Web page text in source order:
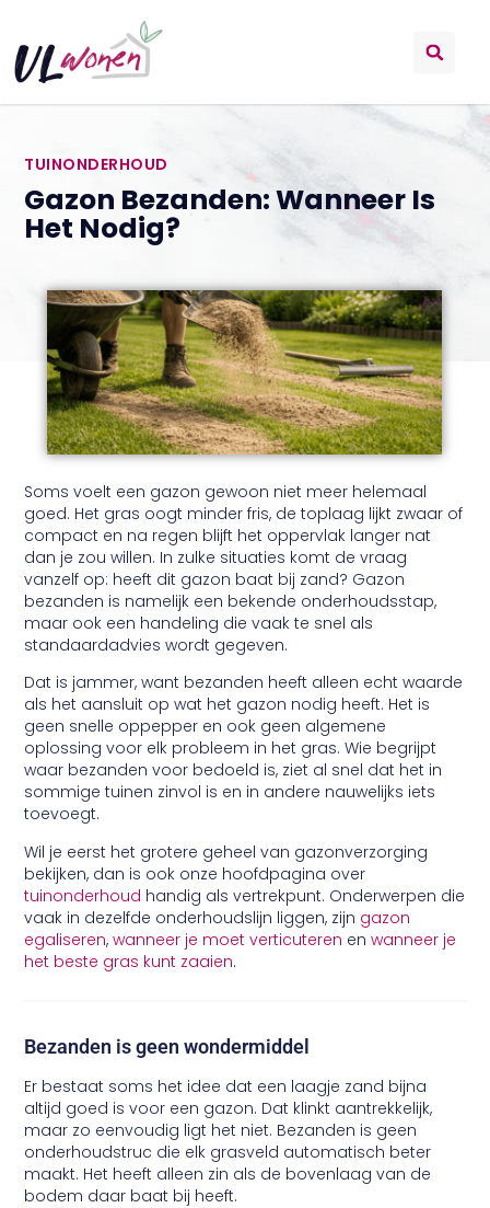
TUINONDERHOUD
Gazon Bezanden: Wanneer Is
Het Nodig?
Soms voelt een gazon gewoon niet meer helemaal
goed. Het gras oogt minder fris, de toplaag lijkt zwaar of
compact en na regen blijft het oppervlak langer nat
dan je zou willen. In zulke situaties komt de vraag
vanzelf op: heeft dit gazon baat bij zand? Gazon
bezanden is namelijk een bekende onderhoudsstap,
maar ook een handeling die vaak te snel als
standaardadvies wordt gegeven.
Dat is jammer, want bezanden heeft alleen echt waarde
als het aansluit op wat het gazon nodig heeft. Het is
geen snelle oppepper en ook geen algemene
oplossing voor elk probleem in het gras. Wie begrijpt
waar bezanden voor bedoeld is, ziet al snel dat het in
sommige tuinen zinvol is en in andere nauwelijks iets
toevoegt.
Wil je eerst het grotere geheel van gazonverzorging
bekijken, dan is ook onze hoofdpagina over
tuinonderhoud handig als vertrekpunt. Onderwerpen die
vaak in dezelfde onderhoudslijn liggen, zijn gazon
egaliseren,wanneer je moet verticuteren enwanneer je
het beste gras kunt zaaien.
Bezanden is geen wondermiddel
Er bestaat soms het idee dat een laagje zand bijna
altijd goed is voor een gazon. Dat klinkt aantrekkelijk,
maar zo eenvoudig ligt het niet. Bezanden is geen
onderhoudstruc die elk grasveld automatisch beter
maakt. Het heeft alleen zin als de bovenlaag van de
bodem daar baat bij heeft.